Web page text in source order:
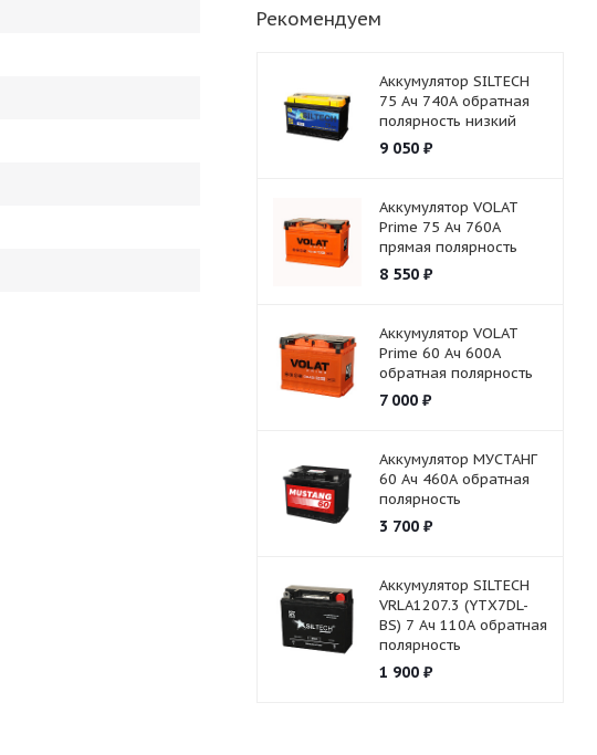
Рекомендуем
Аккумулятор SILTECH
75 Ач 740А обратная
полярность низкий
9 050₽
Аккумулятор VOLAT
Prime 75 Ач 760А
прямая полярность
8 550₽
Аккумулятор VOLAT
Prime 60 Ач 600А
обратная полярность
7 000₽
Аккумулятор МУСТАНГ
60 Ач 460А обратная
полярность
3 700₽
Аккумулятор SILTECH
VRLA1207.3 (YTX7DL-
BS) 7 Ач 110А обратная
полярность
1 900₽